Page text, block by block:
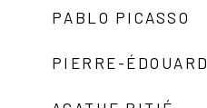
PABLO PICASSO
PIERRE-ÉDOUARD